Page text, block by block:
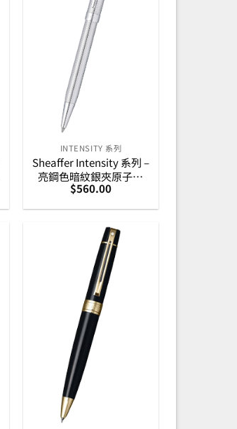
INTENSITY 系列
Sheaffer Intensity 系列 –
亮鋼色暗紋銀夾原子筆
(E2924151)
$560.00